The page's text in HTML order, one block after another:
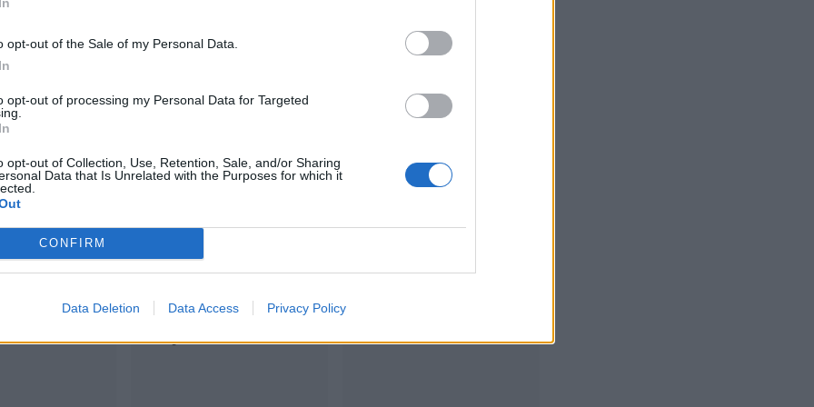
opt-out of the Sale of my Personal Data.
opt-out of processing my Personal Data for Targeted
opt-out of Collection, Use, Retention, Sale, and/or Sharing
Data that Is Unrelated with the Purposes for which it
CONFIRM
Data Deletion Data Access Privacy Policy
myydään
”Heitti
Viihdeuutiset
Bodomin
viimeinen keikka
julkaistaan
Viihdeuutiset
Bodom saa oman
baarin ja saunan